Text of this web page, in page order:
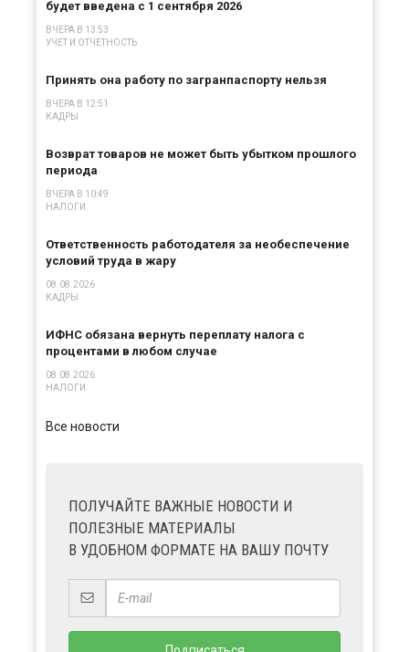
будет введена с 1 сентября 2026
ВЧЕРА В 13:53
УЧЕТ И ОТЧЕТНОСТЬ
Принять она работу по загранпаспорту нельзя
ВЧЕРА В 12:51
КАДРЫ
Возврат товаров не может быть убытком прошлого
периода
ВЧЕРА В 10:49
НАЛОГИ
Ответственность работодателя за необеспечение
условий труда в жару
08.08.2026
КАДРЫ
ИФНС обязана вернуть переплату налога с
процентами в любом случае
08.08.2026
НАЛОГИ
Все новости
ПОЛУЧАЙТЕ ВАЖНЫЕ НОВОСТИ И
ПОЛЕЗНЫЕ МАТЕРИАЛЫ
В УДОБНОМ ФОРМАТЕ НА ВАШУ ПОЧТУ